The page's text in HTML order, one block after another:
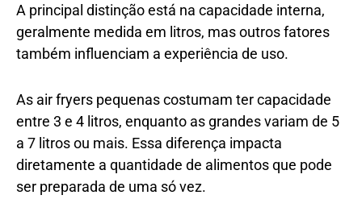
A principal distinção está na capacidade interna,
geralmente medida em litros, mas outros fatores
também influenciam a experiência de uso.
As air fryers pequenas costumam ter capacidade
entre 3 e 4 litros, enquanto as grandes variam de 5
a 7 litros ou mais. Essa diferença impacta
diretamente a quantidade de alimentos que pode
ser preparada de uma só vez.